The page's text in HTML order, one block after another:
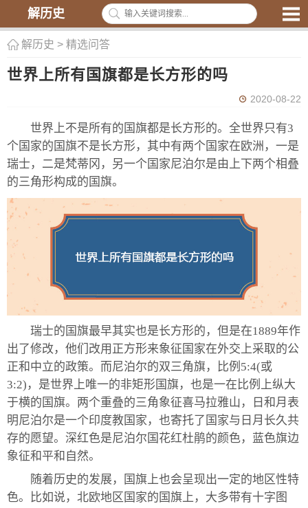
解历史
解历史 > 精选问答
世界上所有国旗都是长方形的吗
2020-08-22
世界上不是所有的国旗都是长方形的。全世界只有3
个国家的国旗不是长方形，其中有两个国家在欧洲，一是
瑞士，二是梵蒂冈，另一个国家尼泊尔是由上下两个相叠
的三角形构成的国旗。
瑞士的国旗最早其实也是长方形的，但是在1889年作
出了修改，他们改用正方形来象征国家在外交上采取的公
正和中立的政策。而尼泊尔的双三角旗，比例5:4(或
3:2)，是世界上唯一的非矩形国旗，也是一在比例上纵大
于横的国旗。两个重叠的三角象征喜马拉雅山，日和月表
明尼泊尔是一个印度教国家，也寄托了国家与日月长久共
存的愿望。深红色是尼泊尔国花红杜鹃的颜色，蓝色旗边
象征和平和自然。
随着历史的发展，国旗上也会呈现出一定的地区性特
色。比如说，北欧地区国家的国旗上，大多带有十字图